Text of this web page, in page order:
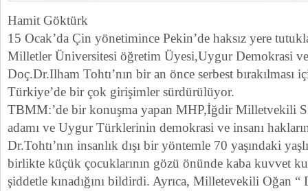
Hamit Göktürk
15 Ocak’da Çin yönetimince Pekin’de haksız yere
Milletler Üniversitesi öğretim Üyesi,Uygur Demokrasi
Doç.Dr.Ilham Tohtı’nın bir an önce serbest
Türkiye’de bir çok girişimler sürdürülüyor.
TBMM:’de bir konuşma yapan MHP,İğdir Milletvekili
adamı ve Uygur Türklerinin demokrasi ve insanı
Dr.Tohtı’nın insanlık dışı bir yöntemle 70 yaşındaki
birlikte küçük çocuklarının gözü önünde kaba kuvvet
şiddetle kınadığını bildirdi. Ayrıca, Milletevekili Oğan “